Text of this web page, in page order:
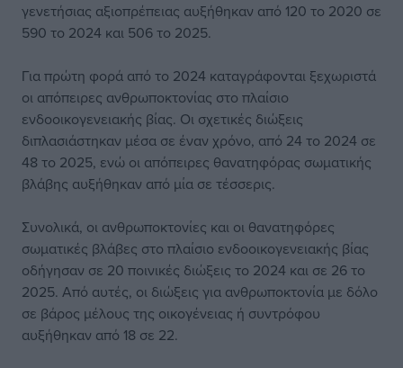
γενετήσιας αξιοπρέπειας αυξήθηκαν από 120 το 2020 σε
590 το 2024 και 506 το 2025.
Για πρώτη φορά από το 2024 καταγράφονται ξεχωριστά
οι απόπειρες ανθρωποκτονίας στο πλαίσιο
ενδοοικογενειακής βίας. Οι σχετικές διώξεις
διπλασιάστηκαν μέσα σε έναν χρόνο, από 24 το 2024 σε
48 το 2025, ενώ οι απόπειρες θανατηφόρας σωματικής
βλάβης αυξήθηκαν από μία σε τέσσερις.
Συνολικά, οι ανθρωποκτονίες και οι θανατηφόρες
σωματικές βλάβες στο πλαίσιο ενδοοικογενειακής βίας
οδήγησαν σε 20 ποινικές διώξεις το 2024 και σε 26 το
2025. Από αυτές, οι διώξεις για ανθρωποκτονία με δόλο
σε βάρος μέλους της οικογένειας ή συντρόφου
αυξήθηκαν από 18 σε 22.